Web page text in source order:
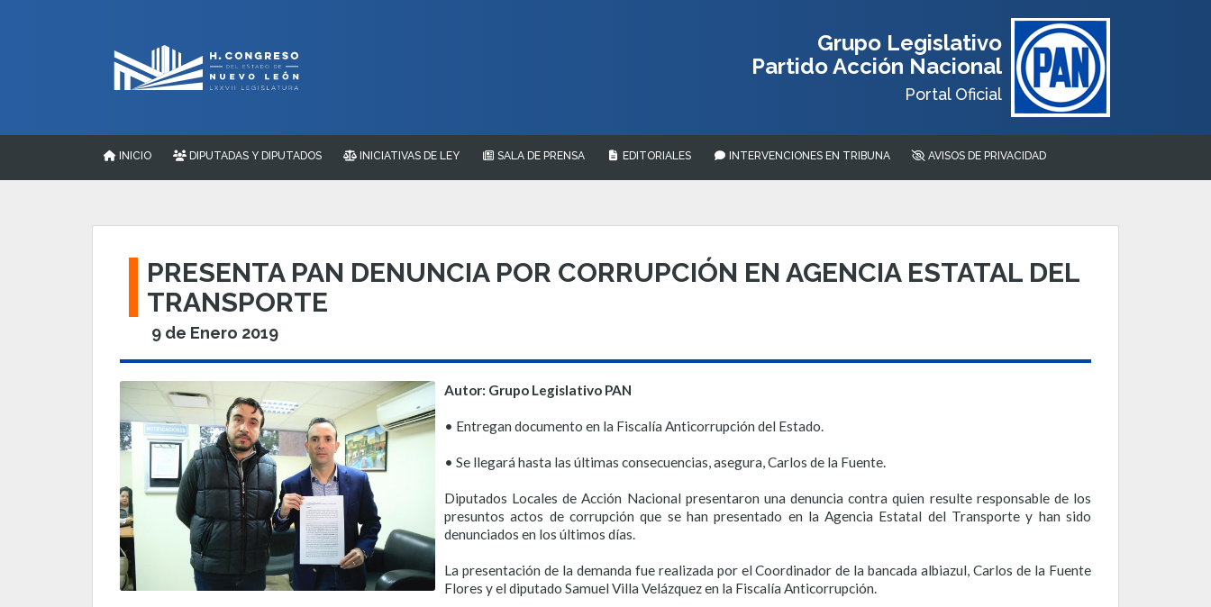
Grupo Legislativo
Partido Acción Nacional
Portal Oficial
INICIO DIPUTADAS Y DIPUTADOS INICIATIVAS DE LEY SALA DE PRENSA EDITORIALES INTERVENCIONES EN TRIBUNA AVISOS DE PRIVACIDAD
PRESENTA PAN DENUNCIA POR CORRUPCIÓN EN AGENCIA ESTATAL DEL
TRANSPORTE
9 de Enero 2019
Autor: Grupo Legislativo PAN
• Entregan documento en la Fiscalía Anticorrupción del Estado.
• Se llegará hasta las últimas consecuencias, asegura, Carlos de la Fuente.
Diputados Locales de Acción Nacional presentaron una denuncia contra quien resulte responsable de los
presuntos actos de corrupción que se han presentado en la Agencia Estatal del Transporte y han sido
denunciados en los últimos días.
La presentación de la demanda fue realizada por el Coordinador de la bancada albiazul, Carlos de la Fuente
Flores y el diputado Samuel Villa Velázquez en la Fiscalía Anticorrupción.